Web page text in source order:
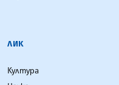
ЛИК
Култура